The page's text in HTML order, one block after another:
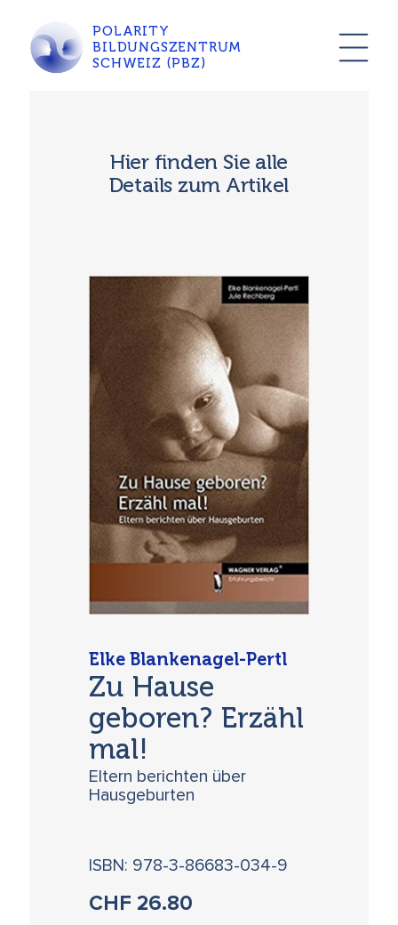
POLARITY
BILDUNGSZENTRUM
SCHWEIZ (PBZ)
Hier finden Sie alle
Details zum Artikel
Elke Blankenagel-Pertl
Zu Hause
geboren? Erzähl
mal!
Eltern berichten über
Hausgeburten
ISBN: 978-3-86683-034-9
CHF26.80